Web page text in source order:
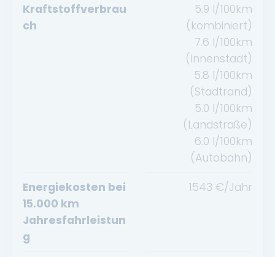
Kraftstoffverbrau
ch
5.9 l/100km
(kombiniert)
7.6 l/100km
(Innenstadt)
5.8 l/100km
(Stadtrand)
5.0 l/100km
(Landstraße)
6.0 l/100km
(Autobahn)
Energiekosten bei
15.000 km
Jahresfahrleistun
g
1543 €/Jahr